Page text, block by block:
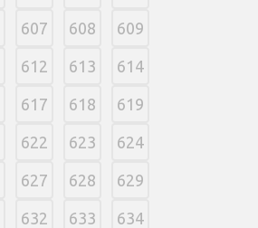
607 608 609
612 613 614
617 618 619
622 623 624
627 628 629
632 633 634